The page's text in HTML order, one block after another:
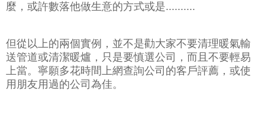
麼，或許數落他做生意的方式或是..........
但從以上的兩個實例，並不是勸大家不要清理暖氣輸
送管道或清潔暖爐，只是要慎選公司，而且不要輕易
上當。寧願多花時間上網查詢公司的客戶評薦，或使
用朋友用過的公司為佳。